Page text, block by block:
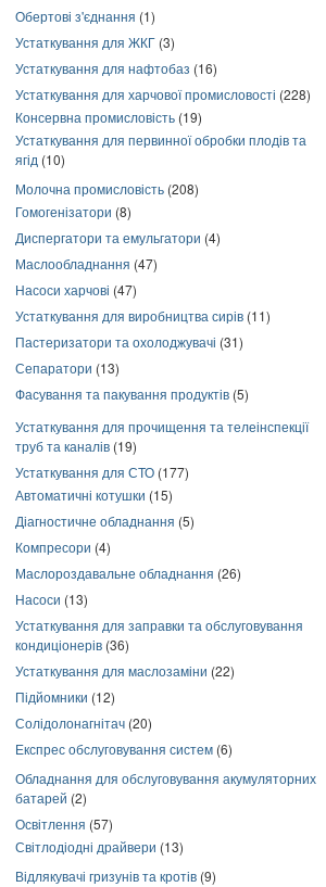
Обертові з'єднання (1)
Устаткування для ЖКГ (3)
Устаткування для нафтобаз (16)
Устаткування для харчової промисловості (228)
Консервна промисловість (19)
Устаткування для первинної обробки плодів та
ягід (10)
Молочна промисловість (208)
Гомогенізатори (8)
Диспергатори та емульгатори (4)
Маслообладнання (47)
Насоси харчові (47)
Устаткування для виробництва сирів (11)
Пастеризатори та охолоджувачі (31)
Сепаратори (13)
Фасування та пакування продуктів (5)
Устаткування для прочищення та телеінспекції
труб та каналів (19)
Устаткування для СТО (177)
Автоматичні котушки (15)
Діагностичне обладнання (5)
Компресори (4)
Маслороздавальне обладнання (26)
Насоси (13)
Устаткування для заправки та обслуговування
кондиціонерів (36)
Устаткування для маслозаміни (22)
Підйомники (12)
Солідолонагнітач (20)
Експрес обслуговування систем (6)
Обладнання для обслуговування акумуляторних
батарей (2)
Освітлення (57)
Світлодіодні драйвери (13)
Відлякувачі гризунів та кротів (9)